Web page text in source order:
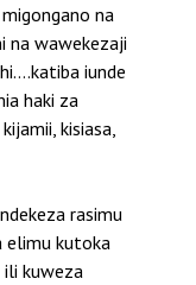
na
na wawekezaji
iunde
haki za
kisiasa,
rasimu
elimu kutoka
ili kuweza